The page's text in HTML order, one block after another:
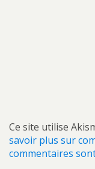
Ce site utilise
savoir plus sur
commentaires